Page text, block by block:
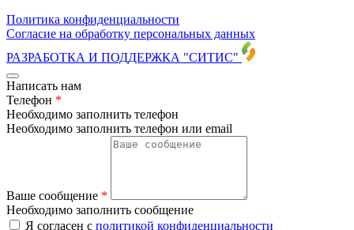
Политика конфиденциальности
Согласие на обработку персональных данных
РАЗРАБОТКА И ПОДДЕРЖКА "СИТИС"
Написать нам
Телефон *
Необходимо заполнить телефон
Необходимо заполнить телефон или email
Ваше сообщение *
Необходимо заполнить сообщение
Я согласен с политикой конфиденциальности